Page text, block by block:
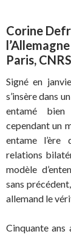
Corine
Paris,
Signé en
s’insère dans
entamé
cependant un
entame l’ère
relations
modèle
sans
allemand le
Cinquante ans